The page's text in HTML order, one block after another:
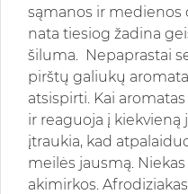
sąmanos ir medienos
nata tiesiog žadina
šiluma. Nepaprastai
pirštų galiukų
atsispirti. Kai
ir reaguoja į
įtraukia, kad
meilės jausmą.
akimirkos.